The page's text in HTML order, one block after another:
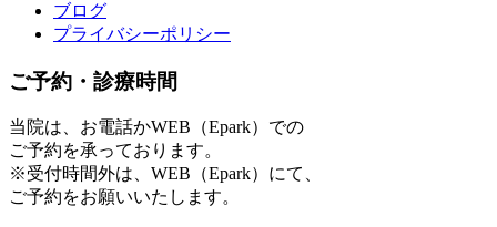
ブログ​
プライバシーポリシー​
ご予約・診療時間
当院は、お電話かWEB（Epark）での
ご予約を承っております。
※受付時間外は、WEB（Epark）にて、
ご予約をお願いいたします。